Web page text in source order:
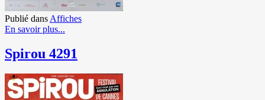
Publié dans Affiches
En savoir plus...
Spirou 4291